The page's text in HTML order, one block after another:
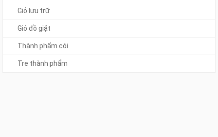
Giỏ lưu trữ
Giỏ đồ giặt
Thành phẩm cói
Tre thành phẩm